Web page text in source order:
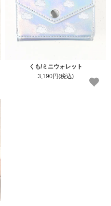
くも/ミニウォレット
3,190円(税込)